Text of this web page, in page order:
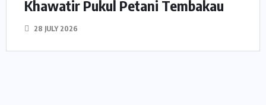
Khawatir Pukul Petani Tembakau
28 JULY 2026